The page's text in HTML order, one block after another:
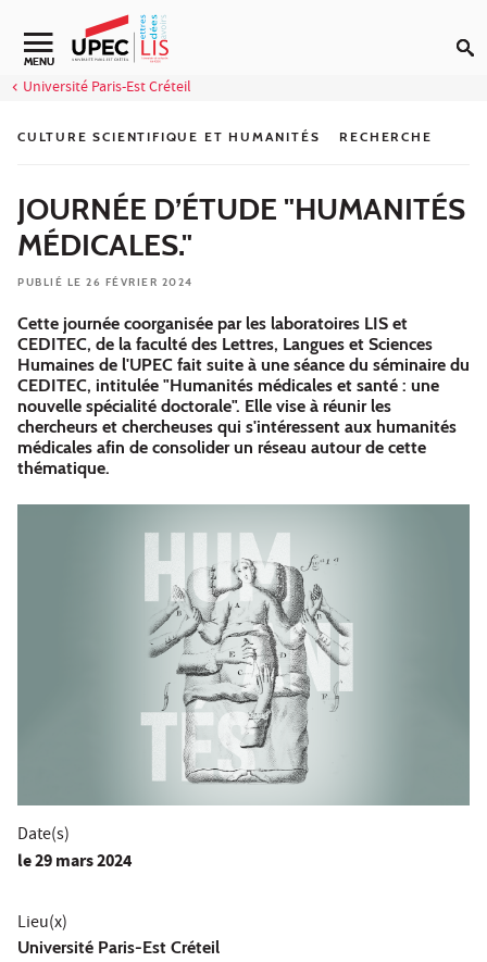
Aller au contenu
Navigation secondaire
MENU
Université Paris-Est Créteil
CULTURE SCIENTIFIQUE ET HUMANITÉS RECHERCHE
JOURNÉE D’ÉTUDE "HUMANITÉS
MÉDICALES."
PUBLIÉ LE 26 FÉVRIER 2024
Cette journée coorganisée par les laboratoires LIS et
CEDITEC, de la faculté des Lettres, Langues et Sciences
Humaines de l'UPEC fait suite à une séance du séminaire du
CEDITEC, intitulée "Humanités médicales et santé : une
nouvelle spécialité doctorale". Elle vise à réunir les
chercheurs et chercheuses qui s'intéressent aux humanités
médicales afin de consolider un réseau autour de cette
thématique.
Date(s)
le29 mars 2024
Lieu(x)
Université Paris-Est Créteil